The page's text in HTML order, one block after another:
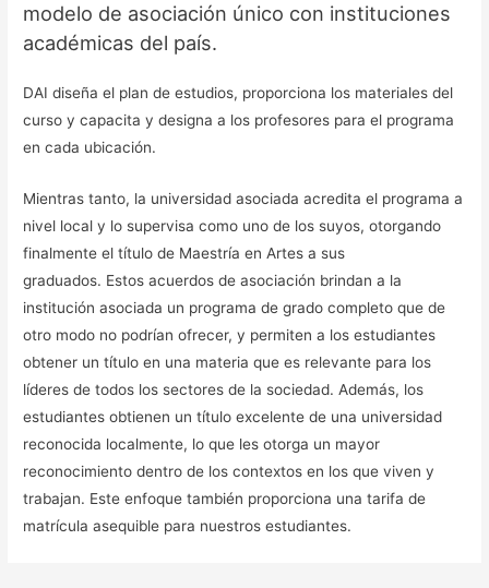
modelo de asociación único con instituciones
académicas del país.
DAI diseña el plan de estudios, proporciona los materiales del
curso y capacita y designa a los profesores para el programa
en cada ubicación.
Mientras tanto, la universidad asociada acredita el programa a
nivel local y lo supervisa como uno de los suyos, otorgando
finalmente el título de Maestría en Artes a sus
graduados. Estos acuerdos de asociación brindan a la
institución asociada un programa de grado completo que de
otro modo no podrían ofrecer, y permiten a los estudiantes
obtener un título en una materia que es relevante para los
líderes de todos los sectores de la sociedad. Además, los
estudiantes obtienen un título excelente de una universidad
reconocida localmente, lo que les otorga un mayor
reconocimiento dentro de los contextos en los que viven y
trabajan. Este enfoque también proporciona una tarifa de
matrícula asequible para nuestros estudiantes.
Iniciar Sesión
Registrarme